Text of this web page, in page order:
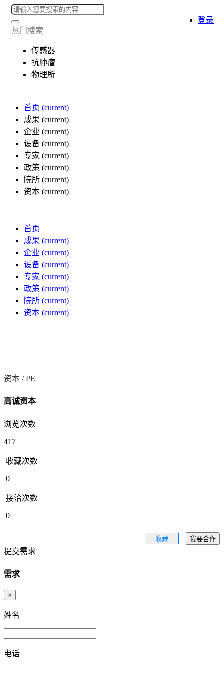
热门搜索
传感器
抗肿瘤
物理所
首页 (current)
成果 (current)
企业 (current)
设备 (current)
专家 (current)
政策 (current)
院所 (current)
资本 (current)
登录
首页
成果 (current)
企业 (current)
设备 (current)
专家 (current)
政策 (current)
院所 (current)
资本 (current)
资本 /PE
高诚资本
浏览次数
417
收藏次数
0
接洽次数
0
收藏 我要合作
提交需求
需求
×
姓名
电话